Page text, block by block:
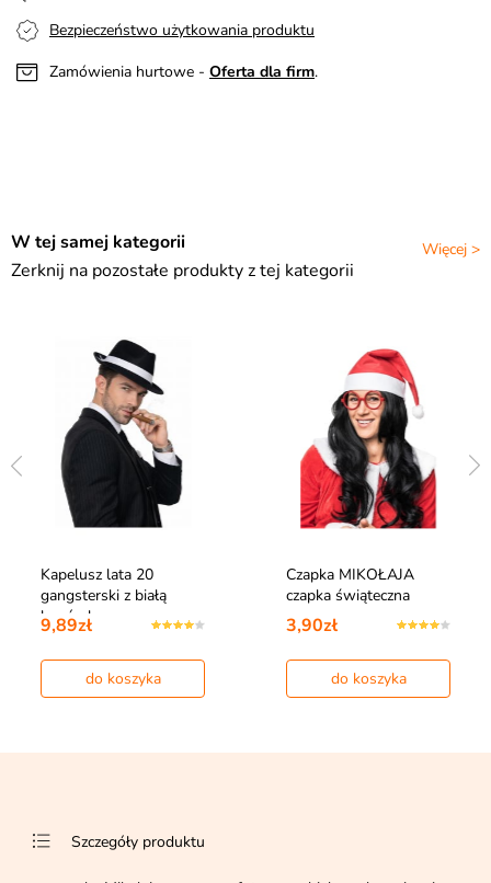
Bezpieczeństwo użytkowania produktu
Zamówienia hurtowe - Oferta dla firm.
Więcej >
W tej samej kategorii
Zerknij na pozostałe produkty z tej kategorii
Kapelusz lata 20
gangsterski z białą
lamówką
9,89zł
do koszyka
Czapka MIKOŁAJA
czapka świąteczna
3,90zł
do koszyka
Szczegóły produktu